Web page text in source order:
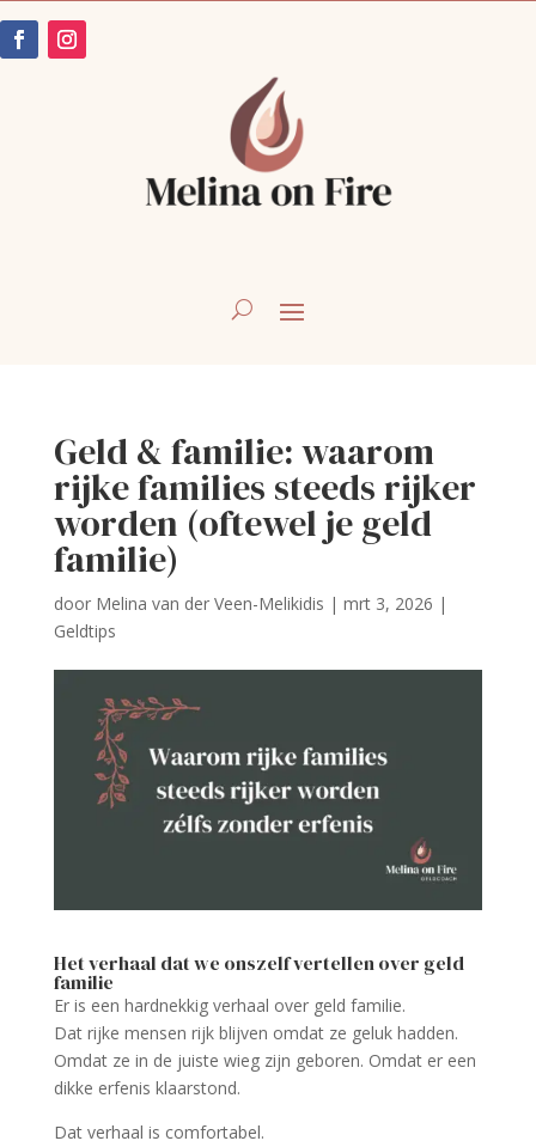
Geld & familie: waarom
rijke families steeds rijker
worden (oftewel je geld
familie)
door Melina van der Veen-Melikidis | mrt 3, 2026 |
Geldtips
Het verhaal dat we onszelf vertellen over geld
familie
Er is een hardnekkig verhaal over geld familie.
Dat rijke mensen rijk blijven omdat ze geluk hadden.
Omdat ze in de juiste wieg zijn geboren. Omdat er een
dikke erfenis klaarstond.
Dat verhaal is comfortabel.